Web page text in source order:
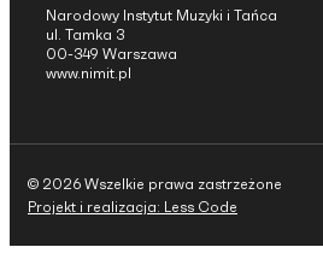
Narodowy Instytut Muzyki i Tańca
ul. Tamka 3
00-349 Warszawa
www.nimit.pl
© 2026 Wszelkie prawa zastrzeżone
Projekt i realizacja: Less Code